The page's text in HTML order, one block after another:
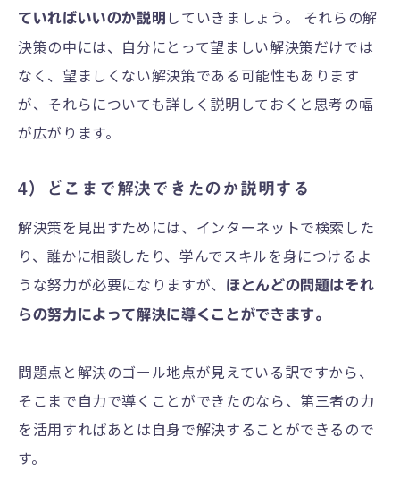
ていればいいのか説明 していきましょう。 それらの解
決策の中には、自分にとって望ましい解決策だけでは
なく、望ましくない解決策である可能性もあります
が、それらについても詳しく説明しておくと思考の幅
が広がります。
4）どこまで解決できたのか説明する
解決策を見出すためには、インターネットで検索した
り、誰かに相談したり、学んでスキルを身につけるよ
うな努力が必要になりますが、
ほとんどの問題はそれ
らの努力によって解決に導くことができます。
問題点と解決のゴール地点が見えている訳ですから、
そこまで自力で導くことができたのなら、第三者の力
を活用すればあとは自身で解決することができるので
す。